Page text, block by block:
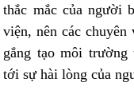
thắc mắc của người
viện, nên các
gắng tạo môi trường
tới sự hài lòng của